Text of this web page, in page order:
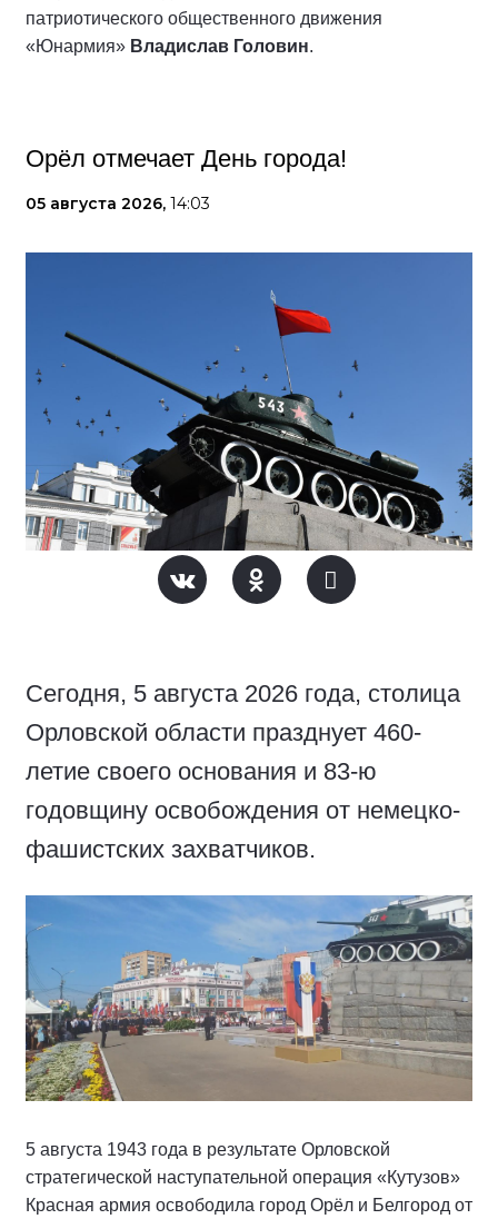
патриотического общественного движения
«Юнармия» Владислав Головин.
Орёл отмечает День города!
05 августа 2026, 14:03
Сегодня, 5 августа 2026 года, столица
Орловской области празднует 460-
летие своего основания и 83-ю
годовщину освобождения от немецко-
фашистских захватчиков.
5 августа 1943 года в результате Орловской
стратегической наступательной операция «Кутузов»
Красная армия освободила город Орёл и Белгород от